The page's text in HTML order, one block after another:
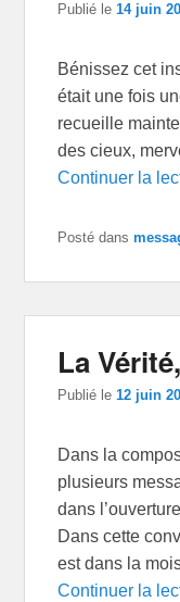
Publié le14 juin
Bénissez cet
était une fois
recueille
des cieux,
Continuer la
Posté dans
La
Publié le12 juin
Dans la
plusieurs
dans
Dans cette
est dans la
Continuer la